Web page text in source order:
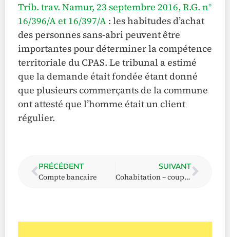
Trib. trav. Namur, 23 septembre 2016, R.G. n°
16/396/A et 16/397/A : les habitudes d’achat
des personnes sans-abri peuvent être
importantes pour déterminer la compétence
territoriale du CPAS. Le tribunal a estimé
que la demande était fondée étant donné
que plusieurs commerçants de la commune
ont attesté que l’homme était un client
régulier.
PRÉCÉDENT
Compte bancaire
SUIVANT
Cohabitation – couple étudiants